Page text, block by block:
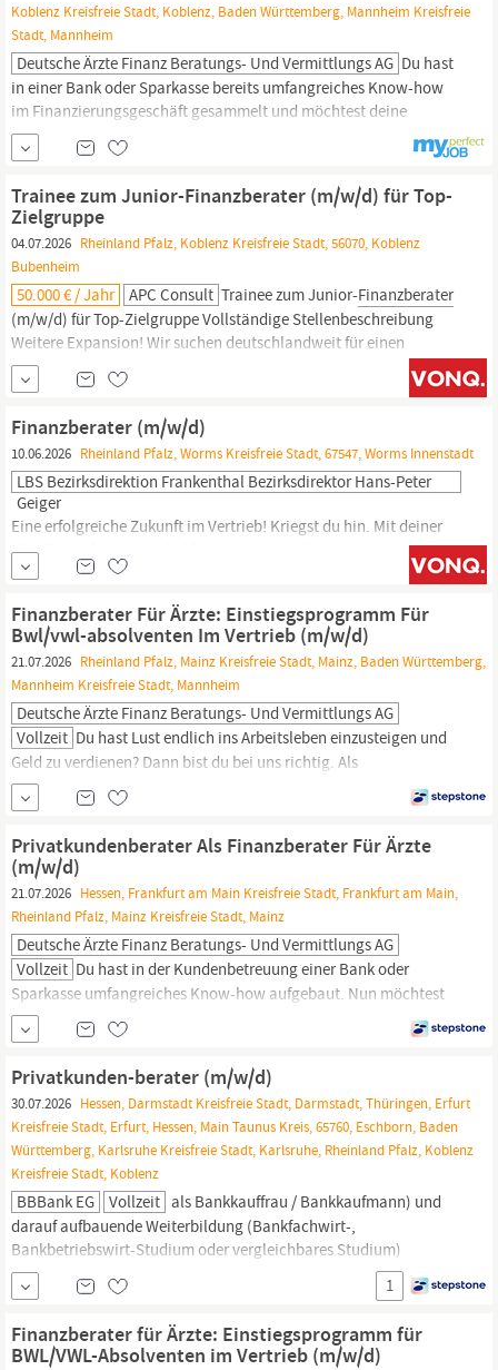
Koblenz Kreisfreie Stadt, Koblenz, Baden Württemberg, Mannheim Kreisfreie
Stadt, Mannheim
Deutsche Ärzte Finanz Beratungs- Und Vermittlungs AG Du hast
in einer Bank oder Sparkasse bereits umfangreiches Know-how
im Finanzierungsgeschäft gesammelt und möchtest deine
Karriere nun selbst gestalten – statt fremdbestimmt von starren
Bankstrukturen und Hierarchien zu sein? Oder du arbeitest bereits
und willst eine exklusive
Zielgruppe mit hohem...
Trainee zum Junior-Finanzberater (m/w/d) für Top-
Zielgruppe
04.07.2026 Rheinland Pfalz, Koblenz Kreisfreie Stadt, 56070, Koblenz
Bubenheim
50.000 € / Jahr APC Consult Trainee zum Junior-Finanzberater
(m/w/d) für Top-Zielgruppe Vollständige Stellenbeschreibung
Weitere Expansion! Wir suchen deutschlandweit für einen
Konzern motivierte Absolventen als Trainees zum Junior-
Finanzberater (m/w/d) für Top-Zielgruppe Ihre Vorteile: ·
Selbstbestimmtes Arbeiten mit Büro in der jeweiligen
Niederlassung ·
Finanzberater (m/w/d)
10.06.2026 Rheinland Pfalz, Worms Kreisfreie Stadt, 67547, Worms Innenstadt
LBS Bezirksdirektion Frankenthal Bezirksdirektor Hans-Peter
Geiger
Eine erfolgreiche Zukunft im Vertrieb! Kriegst du hin. Mit deiner
LBS.
(m/w/d) in Worms Mit dir gemeinsam wollen
wir unser Ziel erreichen: Menschen, den Traum von den eigenen
eine Existenz beim Marktführer für Finanzierungen und Bausparen
im Geschäftsgebiet aufbauen?
Finanzberater Für Ärzte: Einstiegsprogramm Für
Bwl/vwl-absolventen Im Vertrieb (m/w/d)
21.07.2026 Rheinland Pfalz, Mainz Kreisfreie Stadt, Mainz, Baden Württemberg,
Mannheim Kreisfreie Stadt, Mannheim
Deutsche Ärzte Finanz Beratungs- Und Vermittlungs AG
Vollzeit Du hast Lust endlich ins Arbeitsleben einzusteigen und
Geld zu verdienen? Dann bist du bei uns richtig. Als
Finanzberater:infür Ärzte (m/w/d) lernst du im Training on the job
Mediziner:innen bedarfsgerecht zu beraten und passgenaue
Lösungen zu Finanz- und Versicherungsfragen zu finden. Die
Deutsche Ärzte Finanz gehört zur weltweit erfolgreichen AXA...
Privatkundenberater Als Finanzberater Für Ärzte
(m/w/d)
21.07.2026 Hessen, Frankfurt am Main Kreisfreie Stadt, Frankfurt am Main,
Rheinland Pfalz, Mainz Kreisfreie Stadt, Mainz
Deutsche Ärzte Finanz Beratungs- Und Vermittlungs AG
Vollzeit Du hast in der Kundenbetreuung einer Bank oder
Sparkasse umfangreiches Know-how aufgebaut. Nun möchtest
du deine eigenen Karriereziele verfolgen, statt vorgegebene
Absatzziele zu erfüllen? Dann bist du bei uns richtig. Die Deutsche
Ärzte Finanz gehört zur weltweit erfolgreichen AXA Gruppe und
zur apoBank. Sie ist Deutschlands größter Finanzdienstleister für
Ärzt:innen,...
Privatkunden-berater (m/w/d)
30.07.2026 Hessen, Darmstadt Kreisfreie Stadt, Darmstadt, Thüringen, Erfurt
Kreisfreie Stadt, Erfurt, Hessen, Main Taunus Kreis, 65760, Eschborn, Baden
Württemberg, Karlsruhe Kreisfreie Stadt, Karlsruhe, Rheinland Pfalz, Koblenz
Kreisfreie Stadt, Koblenz
BBBank EG Vollzeit als Bankkauffrau / Bankkaufmann) und
darauf aufbauende Weiterbildung (Bankfachwirt-,
Bankbetriebswirt-Studium oder vergleichbares Studium)
Idealerweise Qualifikation zum Financial Consultant Erfahrung in
der Kundenberatung mit ganzheitlichem Beratungsansatz (z. B.
als Individualkundenberater (m/w/d), Privatkundenbetreuer
(m/w/d),Finanzberater(m/w/d),...
1
Finanzberater für Ärzte: Einstiegsprogramm für
BWL/VWL-Absolventen im Vertrieb (m/w/d)